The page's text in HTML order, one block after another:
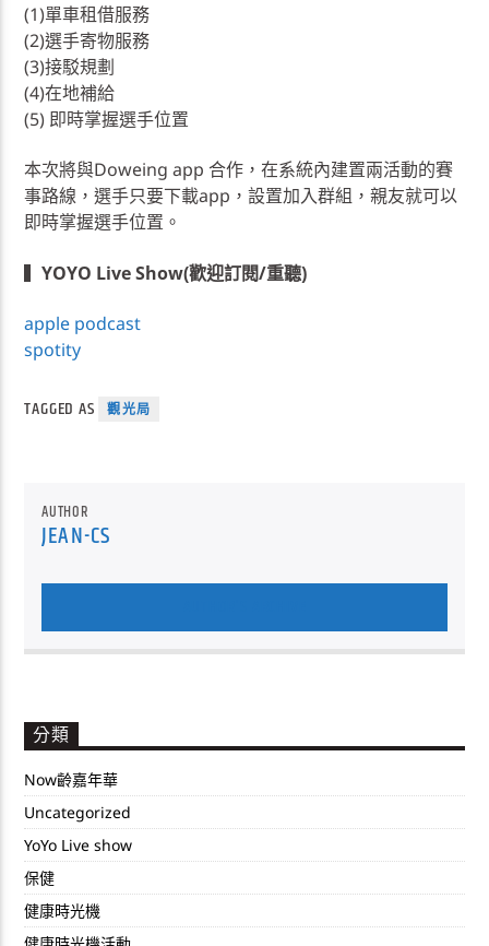
(1)單車租借服務
(2)選手寄物服務
(3)接駁規劃
(4)在地補給
(5) 即時掌握選手位置
本次將與Doweing app 合作，在系統內建置兩活動的賽
事路線，選手只要下載app，設置加入群組，親友就可以
即時掌握選手位置。
▍YOYO Live Show(歡迎訂閱/重聽)
apple podcast
spotity
TAGGED AS 觀光局
AUTHOR
JEAN-CS
分類
Now齡嘉年華
Uncategorized
YoYo Live show
保健
健康時光機